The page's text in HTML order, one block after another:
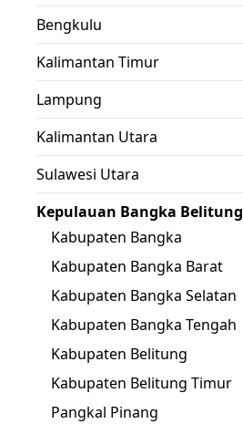
Bengkulu
Kalimantan Timur
Lampung
Kalimantan Utara
Sulawesi Utara
Kepulauan Bangka Belitung
Kabupaten Bangka
Kabupaten Bangka Barat
Kabupaten Bangka Selatan
Kabupaten Bangka Tengah
Kabupaten Belitung
Kabupaten Belitung Timur
Pangkal Pinang